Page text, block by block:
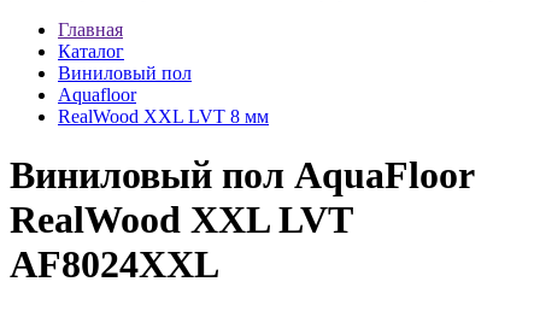
Главная
Каталог
Виниловый пол
Aquafloor
RealWood XХL LVT 8 мм
Виниловый пол AquaFloor
RealWood XХL LVT
AF8024XXL